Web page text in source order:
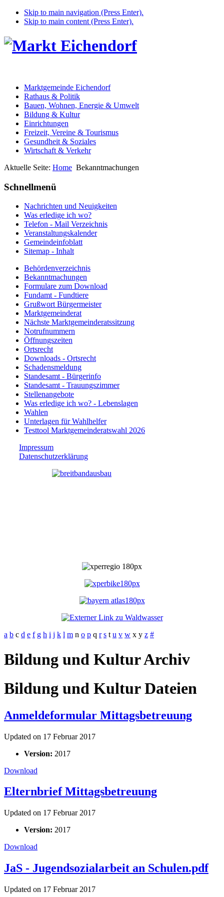
Skip to main navigation (Press Enter).
Skip to main content (Press Enter).
Marktgemeinde Eichendorf
Rathaus & Politik
Bauen, Wohnen, Energie & Umwelt
Bildung & Kultur
Einrichtungen
Freizeit, Vereine & Tourismus
Gesundheit & Soziales
Wirtschaft & Verkehr
Aktuelle Seite: Home Bekanntmachungen
Schnellmenü
Nachrichten und Neuigkeiten
Was erledige ich wo?
Telefon - Mail Verzeichnis
Veranstaltungskalender
Gemeindeinfoblatt
Sitemap - Inhalt
Behördenverzeichnis
Bekanntmachungen
Formulare zum Download
Fundamt - Fundtiere
Grußwort Bürgermeister
Marktgemeinderat
Nächste Marktgemeinderatssitzung
Notrufnummern
Öffnungszeiten
Ortsrecht
Downloads - Ortsrecht
Schadensmeldung
Standesamt - Bürgerinfo
Standesamt - Trauungszimmer
Stellenangebote
Was erledige ich wo? - Lebenslagen
Wahlen
Unterlagen für Wahlhelfer
Testtool Marktgemeinderatswahl 2026
Impressum
Datenschutzerklärung
a b c d e f g h i j k l m n o p q r s t u v w x y z #
Bildung und Kultur Archiv
Bildung und Kultur Dateien
Anmeldeformular Mittagsbetreuung
Updated on 17 Februar 2017
Version: 2017
Download
Elternbrief Mittagsbetreuung
Updated on 17 Februar 2017
Version: 2017
Download
JaS - Jugendsozialarbeit an Schulen.pdf
Updated on 17 Februar 2017